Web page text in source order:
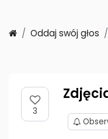
Oddaj swój głos
3